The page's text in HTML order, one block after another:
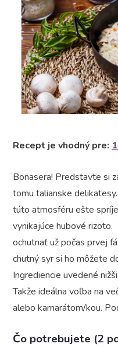
Recept je vhodný pre:
Bonasera! Predstavte si
tomu talianske
túto atmosféru ešte
vynikajúce hubové
ochutnať už počas prvej
chutný syr si ho môžete
Ingrediencie uvedené
Takže ideálna voľba na
alebo kamarátom/kou.
Čo potrebujete (2